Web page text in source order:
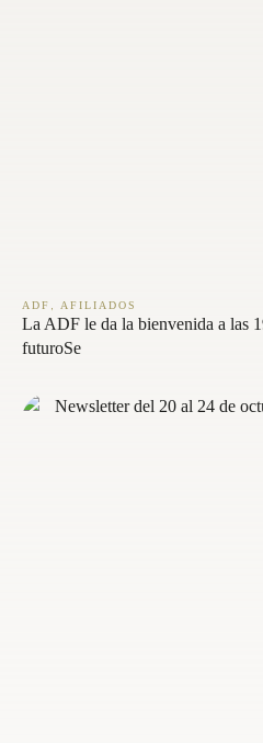
ADF , AFILIADOS
La ADF le da la bienvenida a las
futuroSe